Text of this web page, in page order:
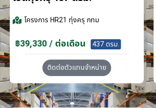
โครงการHR21 ทุ่งครุ กทม
฿39,330 / ต่อเดือน 437 ตรม.
ติดต่อตัวแทนจำหน่าย